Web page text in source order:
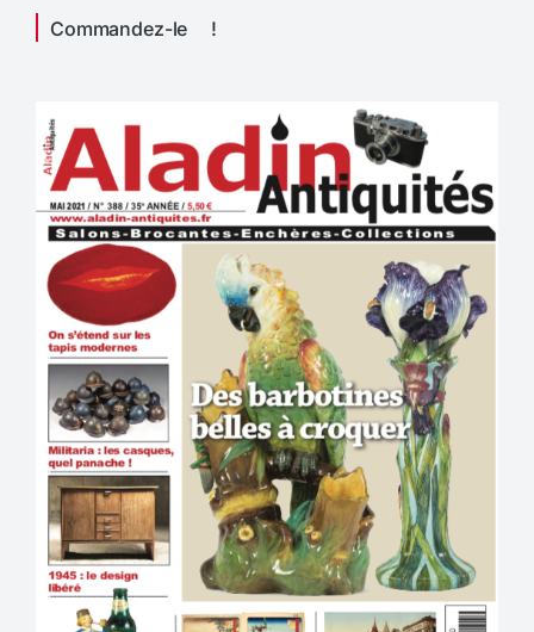
Commandez-le !